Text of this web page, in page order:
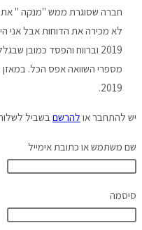
חברה שסוגרת ממש "מנקה " את
2019 וברווח והפסד
מספרי השוואה אפס הכל. במאזן
2019.
יש להתחבר או להרשם בשביל
שם משתמש או כתובת אימייל
סיסמה